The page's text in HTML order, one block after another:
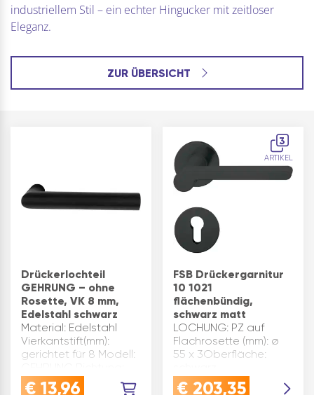
industriellem Stil – ein echter Hingucker mit zeitloser
Eleganz.
ZUR ÜBERSICHT
Drückerlochteil
GEHRUNG – ohne
Rosette, VK 8 mm,
Edelstahl schwarz
Material: Edelstahl
Vierkantstift(mm):
gerichtet für 8 Modell:
universal Ausführung:
€ 13,96
3
ARTIKEL
FSB Drückergarnitur
10 1021
flächenbündig,
schwarz matt
LOCHUNG: PZ auf
Flachrosette (mm): ø
55 x 3Oberfläche:
mattVierkantstift (mm):
€ 203,35